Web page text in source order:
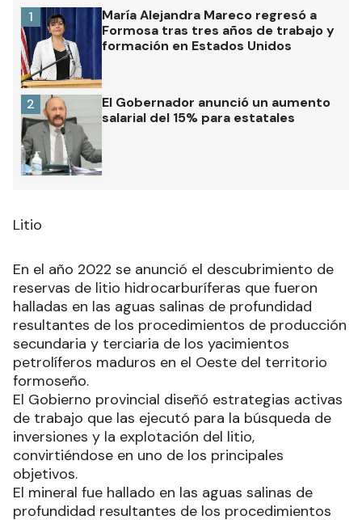
María Alejandra Mareco regresó a
Formosa tras tres años de trabajo y
formación en Estados Unidos
1
El Gobernador anunció un aumento
salarial del 15% para estatales
2
Litio
En el año 2022 se anunció el descubrimiento de
reservas de litio hidrocarburíferas que fueron
halladas en las aguas salinas de profundidad
resultantes de los procedimientos de producción
secundaria y terciaria de los yacimientos
petrolíferos maduros en el Oeste del territorio
formoseño.
El Gobierno provincial diseñó estrategias activas
de trabajo que las ejecutó para la búsqueda de
inversiones y la explotación del litio,
convirtiéndose en uno de los principales
objetivos.
El mineral fue hallado en las aguas salinas de
profundidad resultantes de los procedimientos